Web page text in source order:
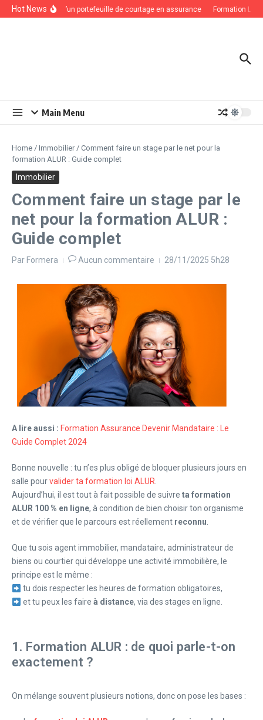
Aller au contenu
Hot News
Valorisation d’un portefeuille de courtage en assurance Formation
Main Menu
Home / Immobilier / Comment faire un stage par le net pour la
formation ALUR : Guide complet
Immobilier
Comment faire un stage par le
net pour la formation ALUR :
Guide complet
Par Formera Aucun commentaire 28/11/2025 5h28
A lire aussi : Formation Assurance Devenir Mandataire : Le
Guide Complet 2024
Bonne nouvelle : tu n’es plus obligé de bloquer plusieurs jours en
salle pourvalider ta formation loi ALUR.
Aujourd’hui, il est tout à fait possible de suivre ta formation
ALUR 100 % en ligne, à condition de bien choisir ton organisme
et de vérifier que le parcours est réellement reconnu.
Que tu sois agent immobilier, mandataire, administrateur de
biens ou courtier qui développe une activité immobilière, le
principe est le même :
tu dois respecter les heures de formation obligatoires,
et tu peux les faire à distance, via des stages en ligne.
1. Formation ALUR : de quoi parle-t-on
exactement ?
On mélange souvent plusieurs notions, donc on pose les bases :